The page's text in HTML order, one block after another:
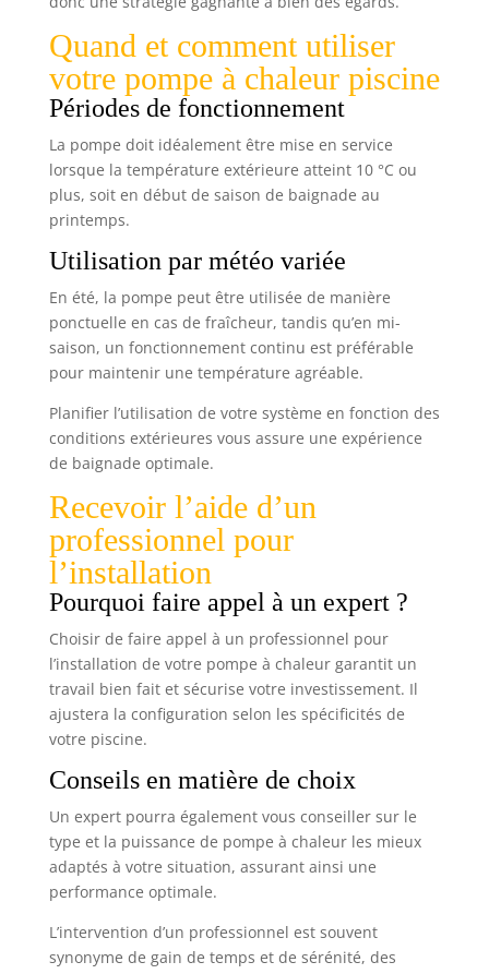
rayons UV du soleil, et une face argentée qui
maintient la chaleur. Cette combinaison aide à
maintenir la température de l'eau de la piscine à
une température confortable, particulièrement
lors des nuits plus fraîches. RÉSISTANTE AUX
INTEMPÉRIES : La bâche de protection de la piscine
est fabriquée en PE 160 g/m² de haute qualité,
l’extérieur contre les déchirures, le vent, la pluie,
la neige et la poussière. La bâche étanche est
également renforcée aux bords grâce aux ourlets
renforcés. De plus, les œillets en aluminium anti
assurent une véritable protection durable et une
4x9m ; 5x10m ; 8x14m. Contrairement à d’autres
vendeurs qui annonce des tailles n’incluant pas le
repli des bords qui peut réduire
considérablement la taille finale, notre bâche est
conforme à la taille indiquée soit une taille finie
incluant les replis.
Quand et comment utiliser
votre pompe à chaleur piscine
Périodes de fonctionnement
La pompe doit idéalement être mise en service
lorsque la température extérieure atteint 10 °C ou
plus, soit en début de saison de baignade au
printemps.
Utilisation par météo variée
En été, la pompe peut être utilisée de manière
ponctuelle en cas de fraîcheur, tandis qu’en mi-
saison, un fonctionnement continu est préférable
pour maintenir une température agréable.
Planifier l’utilisation de votre système en fonction des
conditions extérieures vous assure une expérience
de baignade optimale.
Recevoir l’aide d’un
professionnel pour
l’installation
Pourquoi faire appel à un expert ?
Choisir de faire appel à un professionnel pour
l’installation de votre pompe à chaleur garantit un
travail bien fait et sécurise votre investissement. Il
ajustera la configuration selon les spécificités de
votre piscine.
Conseils en matière de choix
Un expert pourra également vous conseiller sur le
type et la puissance de pompe à chaleur les mieux
adaptés à votre situation, assurant ainsi une
performance optimale.
L’intervention d’un professionnel est souvent
synonyme de gain de temps et de sérénité, des